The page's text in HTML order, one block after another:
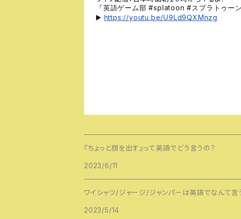
『英語ゲーム部 #splatoon # スプラトゥーン
▶️ https://youtu.be/U9Ld9QXMnzg
『ちょっと顔を出す』って英語でどう言うの？
2023/6/11
ワイシャツ/ジャージ/ジャンパーは英語でなんて言
2023/5/14